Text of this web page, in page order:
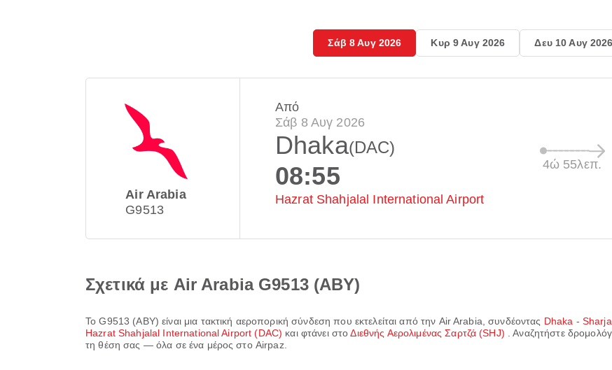
Σάβ 8 Αυγ 2026 Κυρ 9 Αυγ 2026 Δευ 10 Αυγ 2026
Air Arabia
G9513
Από
Σάβ 8 Αυγ 2026
Dhaka(DAC)
08:55
Hazrat Shahjalal International Airport
4ώ 55λεπ.
Σχετικά με Air Arabia G9513 (ABY)
ΤοG9513 (ABY) είναι μια τακτική αεροπορική σύνδεση που εκτελείται από την Air Arabia , συνδέοντας Dhaka -
Hazrat Shahjalal International Airport (DAC) και φτάνει στοΔιεθνής Αερολιμένας Σαρτζά (SHJ)
. Αναζητήστε
τη θέση σας — όλα σε ένα μέρος στο Airpaz.